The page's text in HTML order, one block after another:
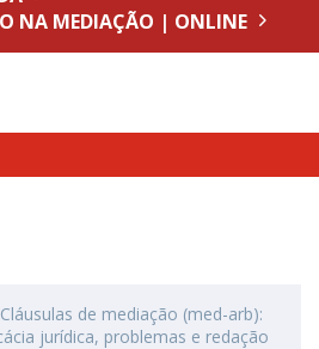
NA MEDIAÇÃO | ONLINE
Cláusulas de mediação (med-arb):
jurídica, problemas e redação